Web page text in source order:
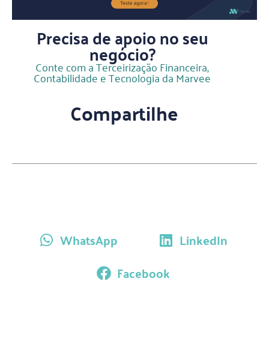
Precisa de apoio no seu
negócio?
Conte com a Terceirização Financeira,
Contabilidade e Tecnologia da Marvee
Compartilhe
WhatsApp
LinkedIn
Facebook